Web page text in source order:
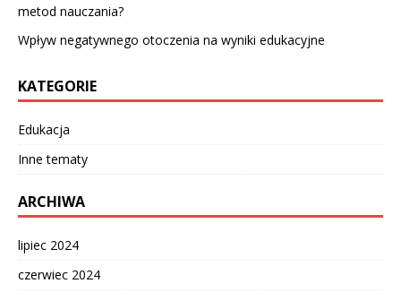
metod nauczania?
Wpływ negatywnego otoczenia na wyniki edukacyjne
KATEGORIE
Edukacja
Inne tematy
ARCHIWA
lipiec 2024
czerwiec 2024